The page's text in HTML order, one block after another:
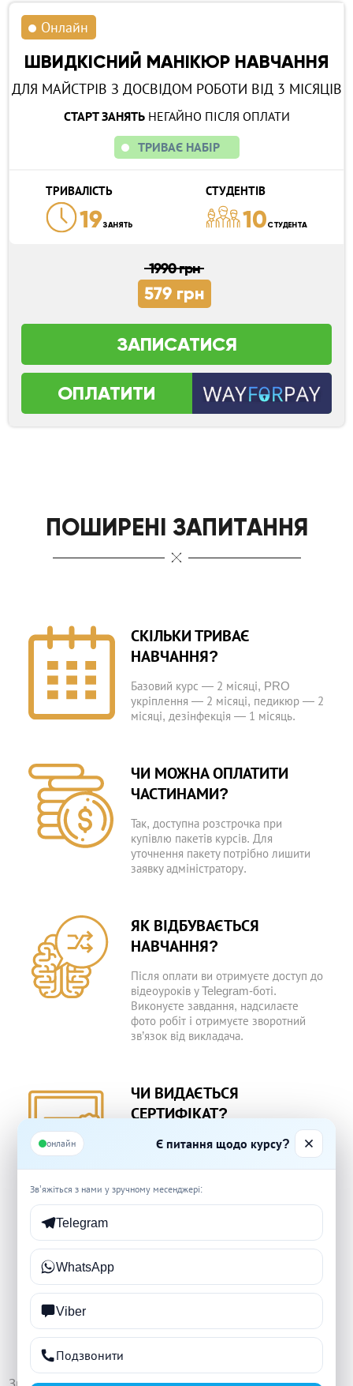
Онлайн
ШВИДКІСНИЙ МАНІКЮР НАВЧАННЯ
ДЛЯ МАЙСТРІВ З ДОСВІДОМ РОБОТИ ВІД 3 МІСЯЦІВ
СТАРТ ЗАНЯТЬНЕГАЙНО ПІСЛЯ ОПЛАТИ
ТРИВАЄ НАБІР
ТРИВАЛІСТЬ
19ЗАНЯТЬ
СТУДЕНТІВ
10СТУДЕНТА
1990 грн
579 грн
ЗАПИСАТИСЯ
ОПЛАТИТИ
ПОШИРЕНІ ЗАПИТАННЯ
СКІЛЬКИ ТРИВАЄ
НАВЧАННЯ?
Базовий курс — 2 місяці, PRO
укріплення — 2 місяці, педикюр — 2
місяці, дезінфекція — 1 місяць.
ЧИ МОЖНА ОПЛАТИТИ
ЧАСТИНАМИ?
Так, доступна розстрочка при
купівлю пакетів курсів. Для
уточнення пакету потрібно лишити
заявку адміністратору.
ЯК ВІДБУВАЄТЬСЯ
НАВЧАННЯ?
Після оплати ви отримуєте доступ до
відеоуроків у Telegram-боті.
Виконуєте завдання, надсилаєте
фото робіт і отримуєте зворотний
зв’язок від викладача.
ЧИ ВИДАЄТЬСЯ
СЕРТИФІКАТ?
Так. Іменний сертифікат із підписом
викладача та печаткою школи «Start
Today».
НОВАЧКАМ?
Так. Програма розроблена навіть для
тих, хто ніколи не тримав фрезу в
онлайн Є питання щодо курсу?
Зв’яжіться з нами у зручному месенджері:
Telegram
WhatsApp
Viber
Подзвонити